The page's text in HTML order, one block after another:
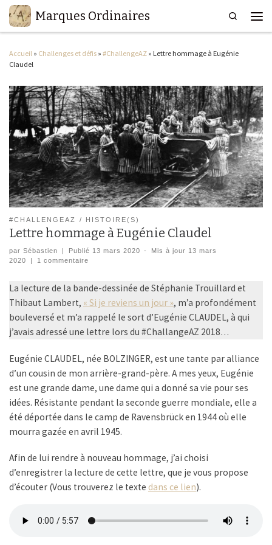
Passer au contenu
Marques Ordinaires
Search
Accueil » Challenges et défis » #ChallengeAZ » Lettre hommage à Eugénie
Claudel
#CHALLENGEAZ HISTOIRE(S)
Lettre hommage à Eugénie Claudel
par Sébastien | Publié 13 mars 2020 - Mis à jour 13 mars
2020
| 1 commentaire
La lecture de la bande-dessinée de Stéphanie Trouillard et
Thibaut Lambert, « Si je reviens un jour », m’a profondément
bouleversé et m’a rappelé le sort d’Eugénie CLAUDEL, à qui
j’avais adressé une lettre lors du #ChallangeAZ 2018…
Eugénie CLAUDEL, née BOLZINGER, est une tante par alliance
d’un cousin de mon arrière-grand-père. A mes yeux, Eugénie
est une grande dame, une dame qui a donné sa vie pour ses
idées. Résistante pendant la seconde guerre mondiale, elle a
été déportée dans le camp de Ravensbrück en 1944 où elle
mourra gazée en avril 1945.
Afin de lui rendre à nouveau hommage, j’ai choisi
d’enregistrer la lecture de cette lettre, que je vous propose
d’écouter (Vous trouverez le texte dans ce lien).